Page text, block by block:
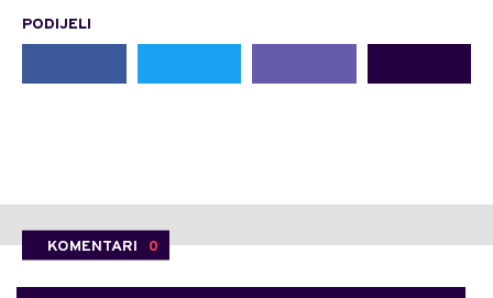
PODIJELI
KOMENTARI 0